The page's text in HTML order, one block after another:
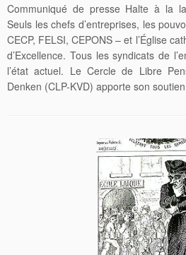
Communiqué de presse Halte à la
Seuls les chefs d’entreprises, les
CECP, FELSI, CEPONS – et l’Église
d’Excellence. Tous les syndicats de
l’état actuel. Le Cercle de Libre
Denken (CLP-KVD) apporte son